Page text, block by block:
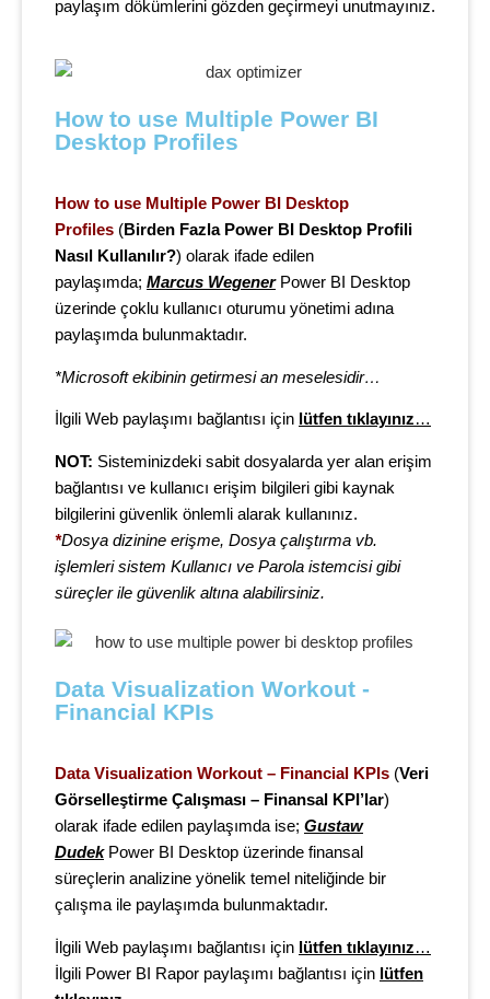
paylaşım dökümlerini gözden geçirmeyi unutmayınız.
How to use Multiple Power BI
Desktop Profiles
How to use Multiple Power BI Desktop
Profiles (Birden Fazla Power BI Desktop Profili
Nasıl Kullanılır?) olarak ifade edilen
paylaşımda; Marcus Wegener Power BI Desktop
üzerinde çoklu kullanıcı oturumu yönetimi adına
paylaşımda bulunmaktadır.
*Microsoft ekibinin getirmesi an meselesidir…
İlgili Web paylaşımı bağlantısı için lütfen tıklayınız…
NOT: Sisteminizdeki sabit dosyalarda yer alan erişim
bağlantısı ve kullanıcı erişim bilgileri gibi kaynak
bilgilerini güvenlik önlemli alarak kullanınız.
*Dosya dizinine erişme, Dosya çalıştırma vb.
işlemleri sistem Kullanıcı ve Parola istemcisi gibi
süreçler ile güvenlik altına alabilirsiniz.
Data Visualization Workout -
Financial KPIs
Data Visualization Workout – Financial KPIs (Veri
Görselleştirme Çalışması – Finansal KPI’lar)
olarak ifade edilen paylaşımda ise; Gustaw
Dudek Power BI Desktop üzerinde finansal
süreçlerin analizine yönelik temel niteliğinde bir
çalışma ile paylaşımda bulunmaktadır.
İlgili Web paylaşımı bağlantısı için lütfen tıklayınız…
İlgili Power BI Rapor paylaşımı bağlantısı için lütfen